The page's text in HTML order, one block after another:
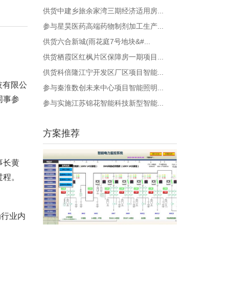
限公
事参
长黄
。
业内
供货中建乡旅余家湾三期经济适用房...
参与星昊医药高端药物制剂加工生产...
供货六合新城(雨花庭7号地块&#...
供货栖霞区红枫片区保障房一期项目...
供货科倍隆江宁开发区厂区项目智能...
参与秦淮数创未来中心项目智能照明...
参与实施江苏锦花智能科技新型智能...
方案推荐